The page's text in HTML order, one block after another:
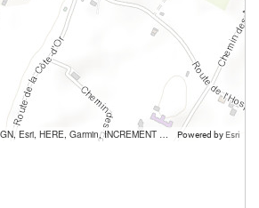
SITG - State of Geneva-CH, IGN, Esri, HERE, Garmin, INCREMENT P, USGS, METI/NASA Powered by Esri